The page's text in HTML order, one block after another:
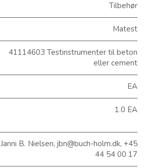
Tilbehør
Matest
41114603 Testinstrumenter til beton
eller cement
EA
1.0 EA
Janni B. Nielsen, jbn@buch-holm.dk, +45
44 54 00 17